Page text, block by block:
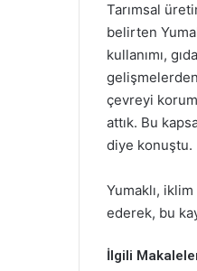
Tarımsal
belirten
kullanımı,
çevreyi
attık. Bu
diye konuştu.
Yumaklı,
ederek, bu
İlgili